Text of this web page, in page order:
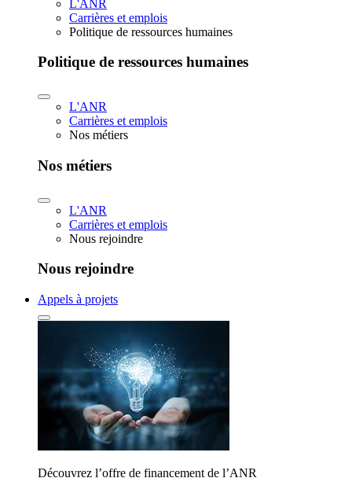
L'ANR
Carrières et emplois
Politique de ressources humaines
Politique de ressources humaines
L'ANR
Carrières et emplois
Nos métiers
Nos métiers
L'ANR
Carrières et emplois
Nous rejoindre
Nous rejoindre
Appels à projets
Découvrez l’offre de financement de l’ANR